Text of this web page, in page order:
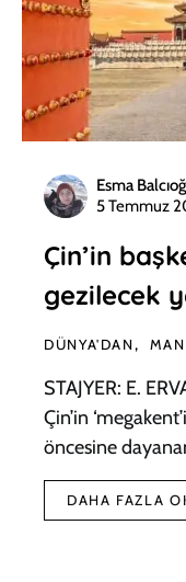
Esma
5 Temmuz
Çin’in
gezilecek
DÜNYA'DAN
STAJYER: E.
Çin’in
öncesine
DAHA FAZLA